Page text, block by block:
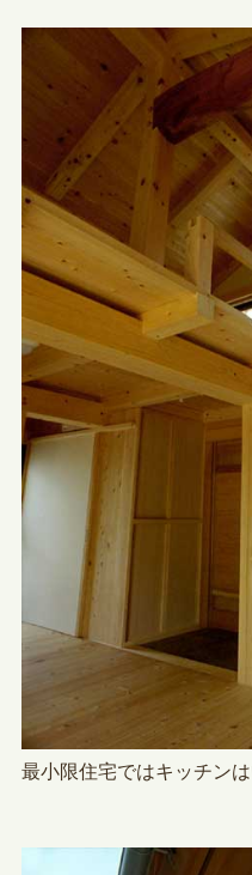
最小限住宅ではキッチン